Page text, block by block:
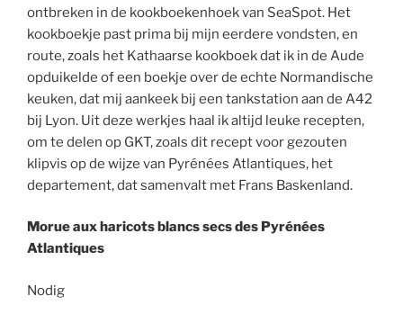
ontbreken in de kookboekenhoek van SeaSpot. Het
kookboekje past prima bij mijn eerdere vondsten, en
route, zoals het Kathaarse kookboek dat ik in de Aude
opduikelde of een boekje over de echte Normandische
keuken, dat mij aankeek bij een tankstation aan de A42
bij Lyon. Uit deze werkjes haal ik altijd leuke recepten,
om te delen op GKT, zoals dit recept voor gezouten
klipvis op de wijze van Pyrénées Atlantiques, het
departement, dat samenvalt met Frans Baskenland.
Morue aux haricots blancs secs des Pyrénées
Atlantiques
Nodig